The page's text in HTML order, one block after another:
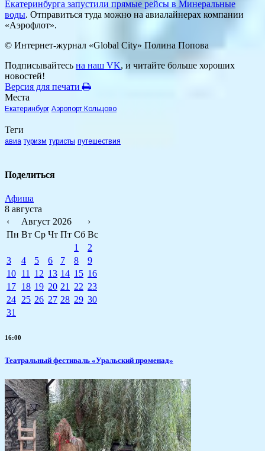
Екатеринбурга запустили прямые рейсы в Минеральные
воды. Отправиться туда можно на авиалайнерах компании
«Аэрофлот».
© Интернет-журнал «Global City» Полина Попова
Подписывайтесь на наш VK, и читайте больше хороших
новостей!
Версия для печати
Места
Екатеринбург Аэропорт Кольцово
Теги
авиа туризм туристы путешествия
Поделиться
Афиша
8 августа
‹
Август 2026
›
Пн Вт Ср Чт Пт Сб Вс
1
2
3
4 5 6 7 8
9
10 11 12 13 14 15 16
17 18 19 20 21 22 23
24 25 26 27 28 29 30
31
16:00
Театральный фестиваль «Уральский променад»